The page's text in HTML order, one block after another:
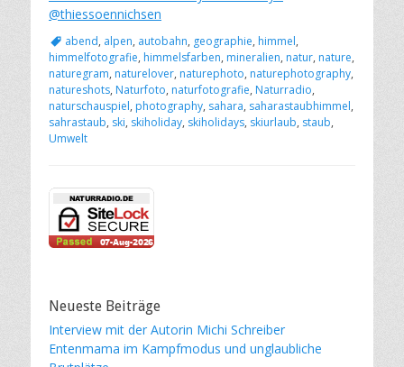
@thiessoennichsen
Schlagworte
abend, alpen, autobahn, geographie, himmel,
himmelfotografie, himmelsfarben, mineralien, natur, nature,
naturegram, naturelover, naturephoto, naturephotography,
natureshots, Naturfoto, naturfotografie, Naturradio,
naturschauspiel, photography, sahara, saharastaubhimmel,
sahrastaub, ski, skiholiday, skiholidays, skiurlaub, staub,
Umwelt
Neueste Beiträge
Interview mit der Autorin Michi Schreiber
Entenmama im Kampfmodus und unglaubliche